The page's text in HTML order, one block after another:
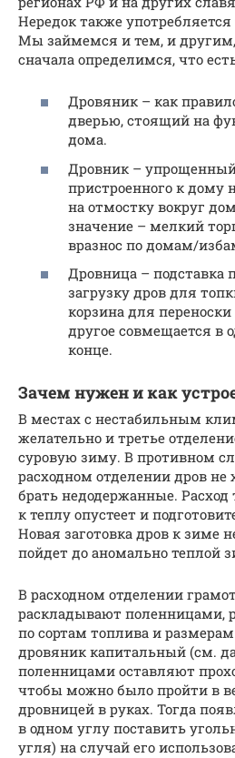
Нередок также
Мы займемся и тем, и
сначала определимся, что
Дровяник – как
дверью, стоящий на
дома.
Дровник –
пристроенного к дому
на отмостку вокруг
значение – мелкий
вразнос по домам/
Дровница – подставка
загрузку дров для
корзина для
другое совмещается в
конце.
Зачем нужен и как
В местах с нестабильным
желательно и третье
суровую зиму. В противном
расходном отделении дров не
брать недодержанные. Расход
к теплу опустеет и
Новая заготовка дров к зиме
пойдет до аномально теплой
В расходном отделении
раскладывают поленницами,
по сортам топлива и
дровяник капитальный (см.
поленницами оставляют
чтобы можно было пройти в
дровницей в руках. Тогда
в одном углу поставить
угля) на случай его